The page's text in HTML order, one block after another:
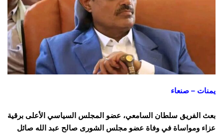
يمنات – صنعاء
بعث الفريق سلطان السامعي، عضو المجلس السياسي الأعلى برقية
عزاء ومواساة في وفاة عضو مجلس الشورى صالح عبد الله صائل